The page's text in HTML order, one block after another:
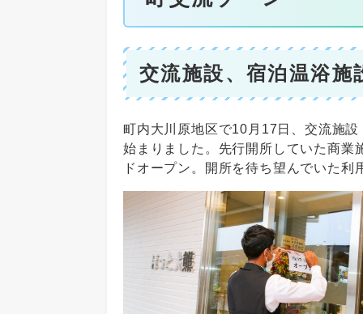
交流施設、宿泊温浴施
町内大川原地区で10月17日、交流施
始まりました。先行開所していた商業
ドオープン。開所を待ち望んでいた利